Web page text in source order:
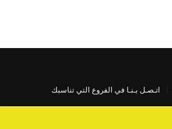
اتـصـل بـنـا في الفروع التي تناسبك